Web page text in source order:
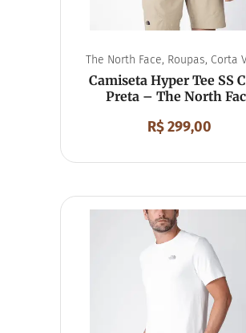
The North Face, Roupas, Corta
Camiseta Hyper Tee SS
Preta – The North
R$299,00